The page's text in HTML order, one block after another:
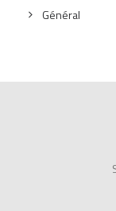
Général